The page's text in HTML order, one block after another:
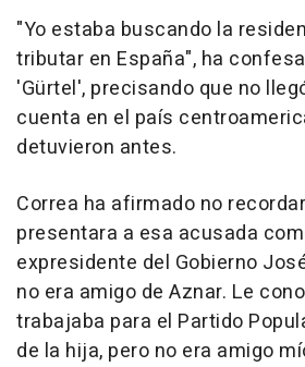
"Yo estaba buscando la
tributar en España", ha
'Gürtel', precisando que no
cuenta en el país
detuvieron antes.
Correa ha afirmado no
presentara a esa acusada
expresidente del Gobierno
no era amigo de Aznar. Le
trabajaba para el Partido
de la hija, pero no era amigo